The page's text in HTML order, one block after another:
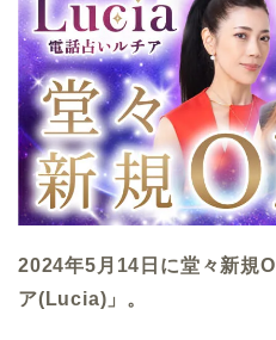
2024年5月14日に堂々新規
ア(Lucia)」。